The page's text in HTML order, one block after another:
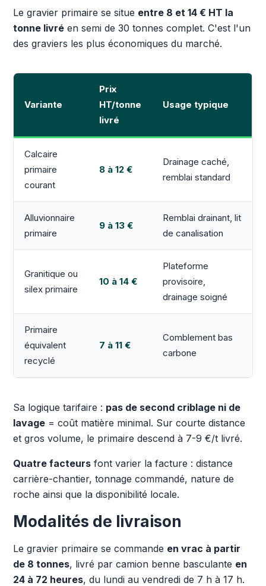
Le gravier primaire se situe entre 8 et 14 € HT la
tonne livré en semi de 30 tonnes complet. C'est l'un
des graviers les plus économiques du marché.
Variante
Prix
HT/tonne
livré
Usage typique
Calcaire
primaire
courant
8 à 12 €
Drainage caché,
remblai standard
Alluvionnaire
primaire
9 à 13 €
Remblai drainant, lit
de canalisation
Granitique ou
silex primaire
10 à 14 €
Plateforme
provisoire,
drainage soigné
Primaire
équivalent
recyclé
7 à 11 €
Comblement bas
carbone
Sa logique tarifaire : pas de second criblage ni de
lavage = coût matière minimal. Sur courte distance
et gros volume, le primaire descend à 7-9 €/t livré.
Quatre facteurs font varier la facture : distance
carrière-chantier, tonnage commandé, nature de
roche ainsi que la disponibilité locale.
Modalités de livraison
Le gravier primaire se commande en vrac à partir
de 8 tonnes, livré par camion benne basculante en
24 à 72 heures, du lundi au vendredi de 7 h à 17 h.